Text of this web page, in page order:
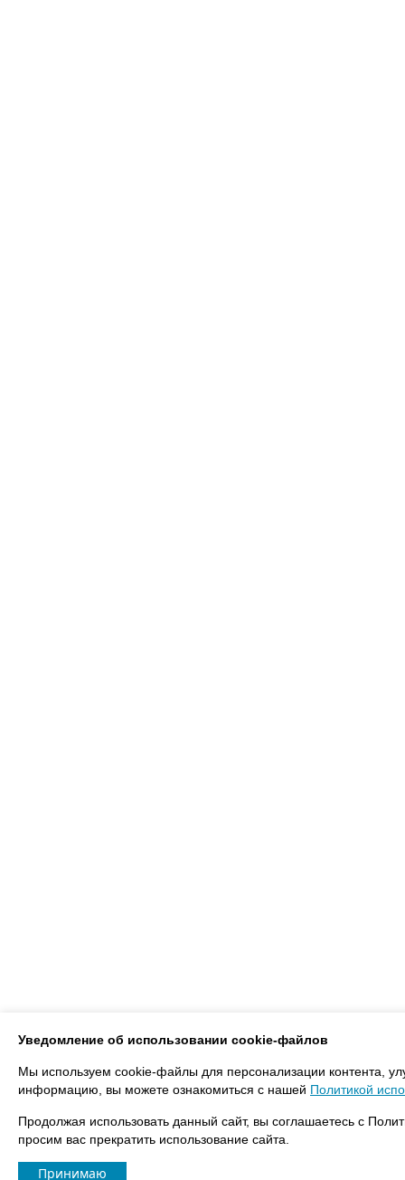
Уведомление об использовании cookie-файлов
Мы используем cookie-файлы для персонализации контента,
информацию, вы можете ознакомиться с нашей Политикой
Продолжая использовать данный сайт, вы соглашаетесь с
просим вас прекратить использование сайта.
Принимаю